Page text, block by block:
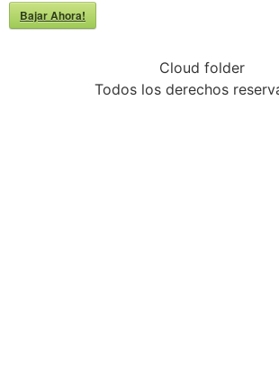
Bajar Ahora!
Cloud folder
Todos los derechos